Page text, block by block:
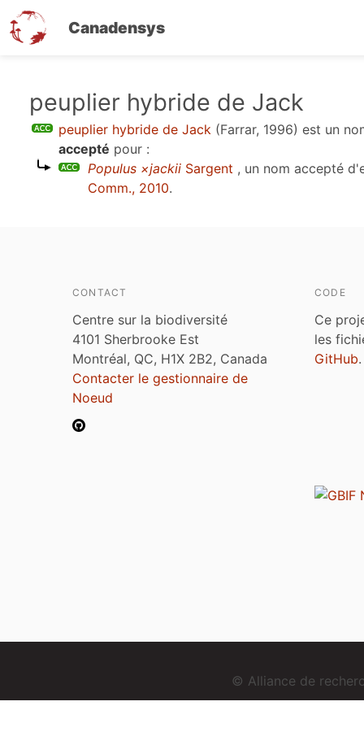
Canadensys
contenu
peuplier hybride de Jack
peuplier hybride de Jack (Farrar, 1996) est un
accepté pour :
Populus ×jackii Sargent , un nom accepté
Comm., 2010.
CONTACT
Centre sur la biodiversité
4101 Sherbrooke Est
Montréal, QC, H1X 2B2, Canada
Contacter le gestionnaire de
Noeud
CODE
Ce
les
GitHub.
© Alliance de